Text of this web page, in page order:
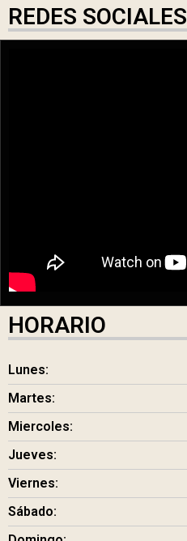
REDES SOCIALES
HORARIO
Lunes:
Martes:
Miercoles:
Jueves:
Viernes:
Sábado: